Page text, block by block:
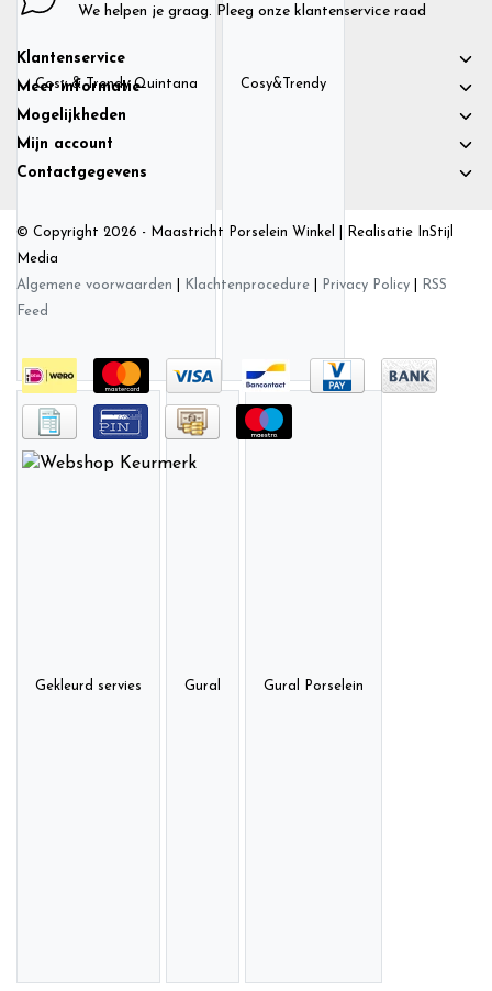
Cosy & Trendy Quintana Cosy&Trendy
Gekleurd servies Gural Gural Porselein
We helpen je graag. Pleeg onze klantenservice raad
Klantenservice
Meer informatie
Mogelijkheden
Mijn account
Contactgegevens
© Copyright 2026 - Maastricht Porselein Winkel | Realisatie InStijl
Media
Algemene voorwaarden
Klachtenprocedure Privacy Policy
RSS
Feed